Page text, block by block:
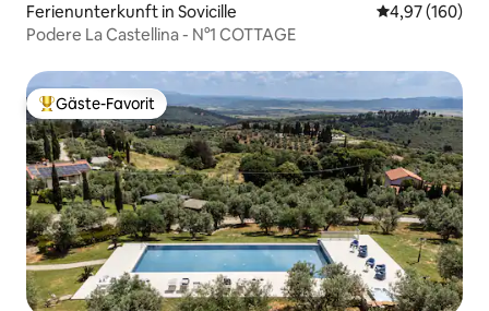
Ferienunterkunft in Sovicille
4,97 (160)
Podere La Castellina - N°1 COTTAGE
Beliebter Gäste-Favorit.
Gäste-Favorit